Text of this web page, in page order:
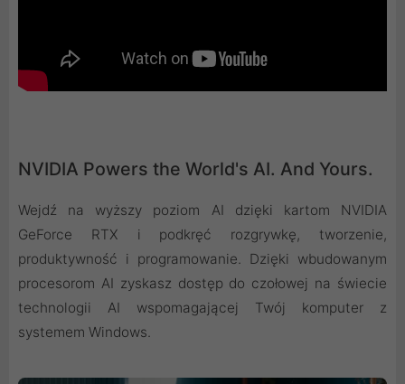
NVIDIA Powers the World's AI. And Yours.
Wejdź na wyższy poziom AI dzięki kartom NVIDIA
GeForce RTX i podkręć rozgrywkę, tworzenie,
produktywność i programowanie. Dzięki wbudowanym
procesorom AI zyskasz dostęp do czołowej na świecie
technologii AI wspomagającej Twój komputer z
systemem Windows.